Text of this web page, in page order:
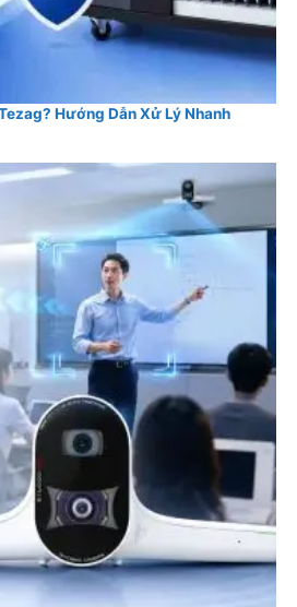
Hướng Dẫn Xử Lý Nhanh